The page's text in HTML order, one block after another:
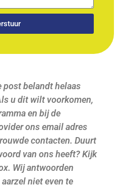
post belandt helaas
u dit wilt voorkomen,
en bij de
ons email adres
contacten. Duurt
van ons heeft? Kijk
Wij antwoorden
niet even te